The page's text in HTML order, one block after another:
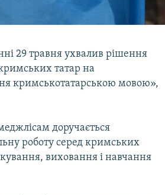
29 травня ухвалив рішення
татар на
кримськотатарською мовою»,
доручається
роботу серед кримських
виховання і навчання